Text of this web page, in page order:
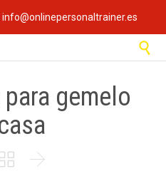
info@onlinepersonaltrainer.es

gemelo
